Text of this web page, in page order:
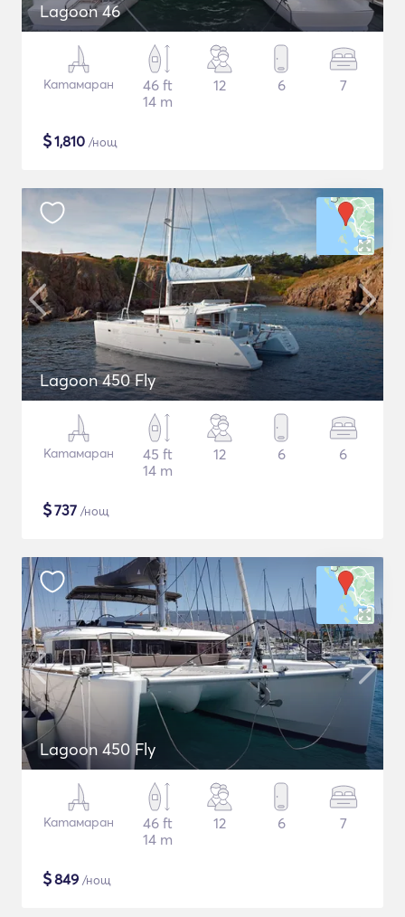
Lagoon 46
Катамаран
46 ft
14 m
12 6 7
$1,810 /нощ
Lagoon 450 Fly
Катамаран
45 ft
14 m
12 6 6
$737 /нощ
Lagoon 450 Fly
Катамаран
46 ft
14 m
12 6 7
$849 /нощ